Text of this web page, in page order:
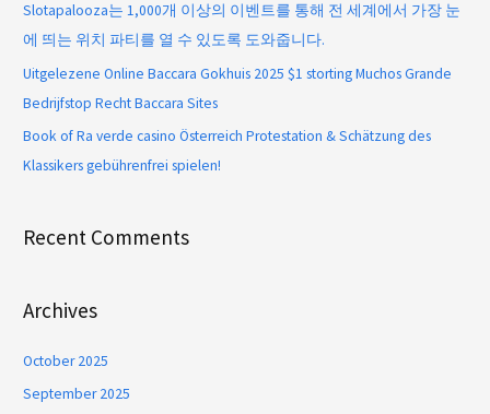
Slotapalooza는 1,000개 이상의 이벤트를 통해 전 세계에서 가장 눈
에 띄는 위치 파티를 열 수 있도록 도와줍니다.
Uitgelezene Online Baccara Gokhuis 2025 $1 storting Muchos Grande
Bedrijfstop Recht Baccara Sites
Book of Ra verde casino Österreich Protestation & Schätzung des
Klassikers gebührenfrei spielen!
Recent Comments
Archives
October 2025
September 2025